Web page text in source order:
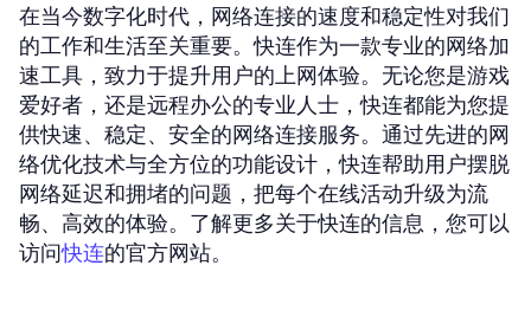
在当今数字化时代，网络连接的速度和稳定性对我们
的工作和生活至关重要。快连作为一款专业的网络加
速工具，致力于提升用户的上网体验。无论您是游戏
爱好者，还是远程办公的专业人士，快连都能为您提
供快速、稳定、安全的网络连接服务。通过先进的网
络优化技术与全方位的功能设计，快连帮助用户摆脱
网络延迟和拥堵的问题，把每个在线活动升级为流
畅、高效的体验。了解更多关于快连的信息，您可以
访问快连的官方网站。